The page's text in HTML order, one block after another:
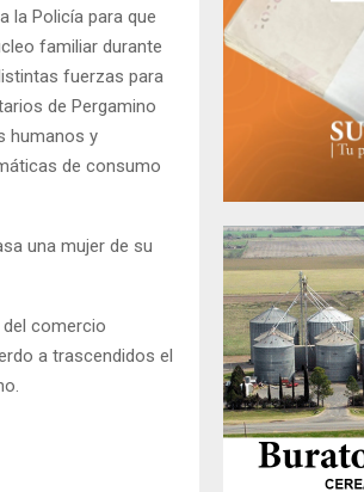
la Policía para que
familiar durante
fuerzas para
de Pergamino
humanos y
de consumo
una mujer de su
comercio
a trascendidos el